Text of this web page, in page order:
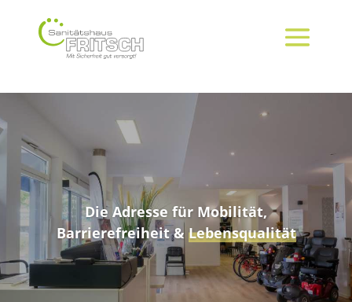
Die Adresse für Mobilität,
Barrierefreiheit & Lebensqualität